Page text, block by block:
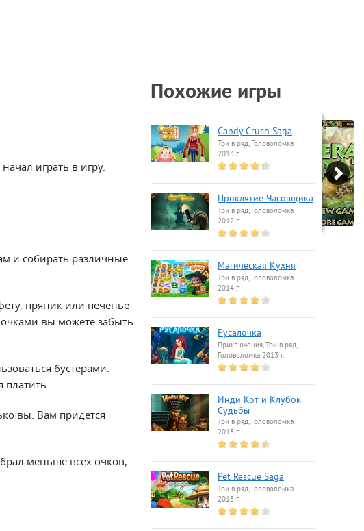
играть в игру.
и собирать различные
пряник или печенье
вы можете забыть
бустерами.
платить.
вы. Вам придется
меньше всех очков,
Похожие игры
Candy Crush Saga
Три в ряд, Головоломка
2013 г.
Проклятие Часовщика
Три в ряд, Головоломка
2012 г.
Магическая Кухня
Три в ряд, Головоломка
2014 г.
Русалочка
Приключения, Три в ряд,
Головоломка 2013 г.
Инди Кот и Клубок
Судьбы
Три в ряд, Головоломка
2013 г.
Pet Rescue Saga
Три в ряд, Головоломка
2013 г.